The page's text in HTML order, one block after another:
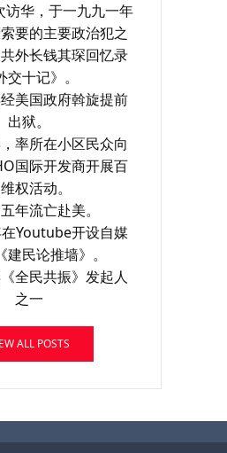
访华，于一九九一年
要的主要政治犯之
外长钱其琛回忆录
交十记》。
美国政府斡旋提前
出狱。
率所在小区民众向
国际开发商开展百
权活动。
年流亡赴美。
Youtube开设自媒
建民论推墙》。
全民共振》发起人
之一
ALL POSTS